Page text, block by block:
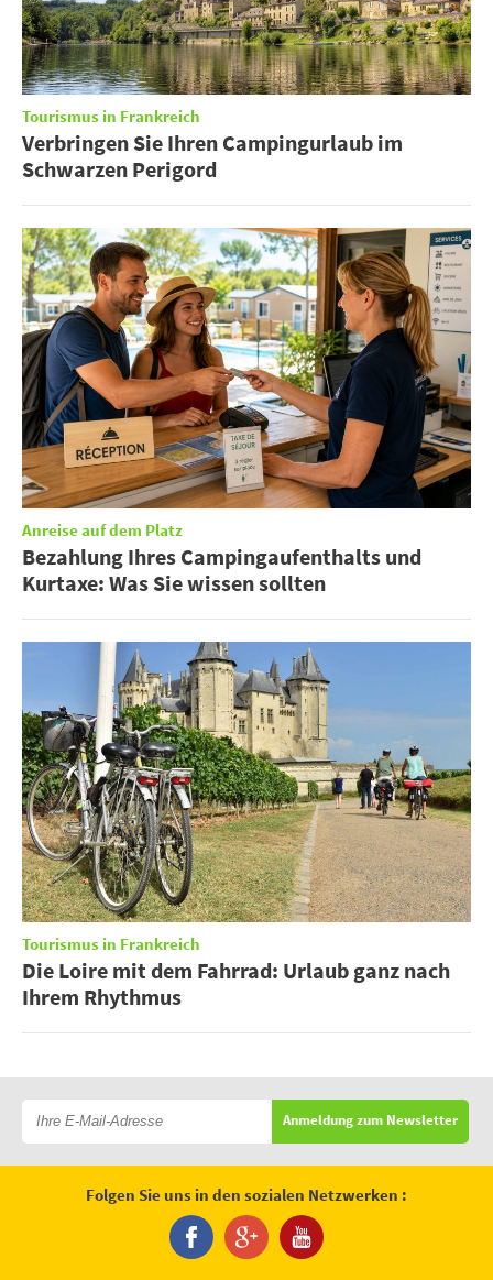
Tourismus in Frankreich
Verbringen Sie Ihren Campingurlaub im
Schwarzen Perigord
Anreise auf dem Platz
Bezahlung Ihres Campingaufenthalts und
Kurtaxe: Was Sie wissen sollten
Tourismus in Frankreich
Die Loire mit dem Fahrrad: Urlaub ganz nach
Ihrem Rhythmus
Anmeldung zum Newsletter
Folgen Sie uns in den sozialen Netzwerken :